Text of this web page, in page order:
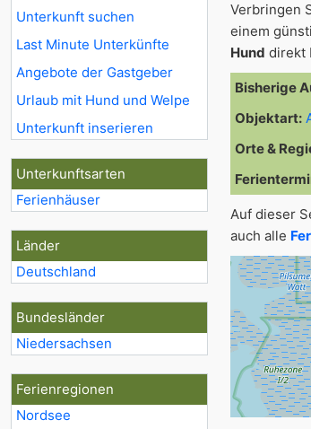
Unterkunft suchen
Last Minute Unterkünfte
Angebote der Gastgeber
Urlaub mit Hund und Welpe
Unterkunft inserieren
Unterkunftsarten
Ferienhäuser
Länder
Deutschland
Bundesländer
Niedersachsen
Ferienregionen
Nordsee
Verbringen
einem
Hund direkt
Bisherige
Objektart:
Orte &
Auf dieser
auch alle